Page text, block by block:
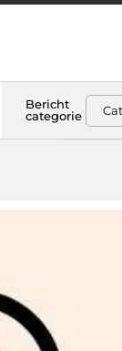
Bericht
categorie